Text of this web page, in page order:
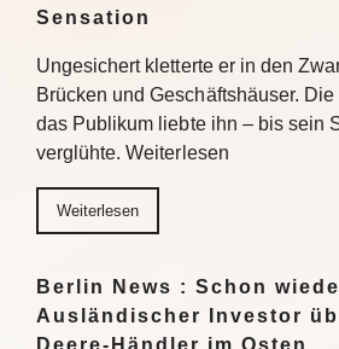
Sensation
Ungesichert kletterte er in den
Brücken und Geschäftshäuser.
das Publikum liebte ihn – bis sein
verglühte. Weiterlesen
Weiterlesen
Berlin News : Schon
Ausländischer Investor
Deere-Händler im Osten